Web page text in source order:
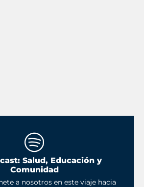
Salud, Educación y
Comunidad
a nosotros en este viaje hacia